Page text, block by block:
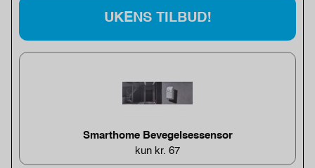
UKENS TILBUD!
Smarthome Bevegelsessensor
kun kr. 67